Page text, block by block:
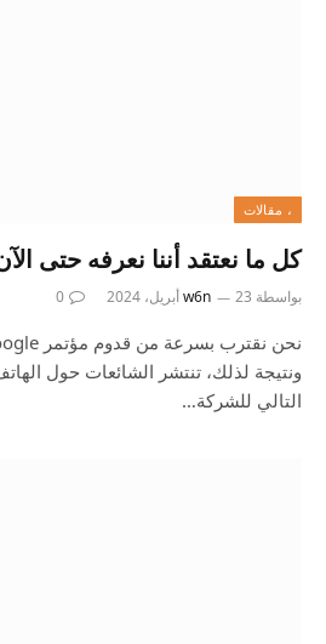
، مقالات
كل ما نعتقد أننا نعرفه حتى
بواسطة w6n 23 أبريل، 2024 0
ونتيجة لذلك، تنتشر الشائعات حول
التالي للشركة…